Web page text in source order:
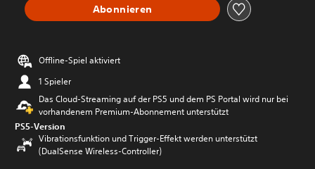
Abonnieren
Offline-Spiel aktiviert
1 Spieler
Das Cloud-Streaming auf der PS5 und dem PS Portal wird nur bei
vorhandenem Premium-Abonnement unterstützt
PS5-Version
Vibrationsfunktion und Trigger-Effekt werden unterstützt
(DualSense Wireless-Controller)